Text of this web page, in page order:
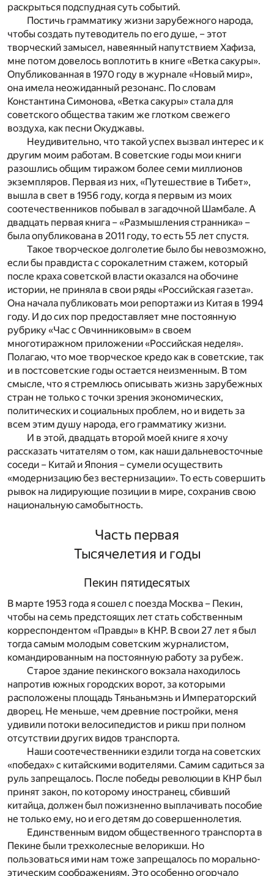
раскрыться подспудная суть событий.
Постичь грамматику жизни зарубежного народа,
чтобы создать путеводитель по его душе, – этот
творческий замысел, навеянный напутствием Хафиза,
мне потом довелось воплотить в книге «Ветка сакуры».
Опубликованная в 1970 году в журнале «Новый мир»,
она имела неожиданный резонанс. По словам
Константина Симонова, «Ветка сакуры» стала для
советского общества таким же глотком свежего
воздуха, как песни Окуджавы.
Неудивительно, что такой успех вызвал интерес и к
другим моим работам. В советские годы мои книги
разошлись общим тиражом более семи миллионов
экземпляров. Первая из них, «Путешествие в Тибет»,
вышла в свет в 1956 году, когда я первым из моих
соотечественников побывал в загадочной Шамбале. А
двадцать первая книга – «Размышления странника» –
была опубликована в 2011 году, то есть 55 лет спустя.
Такое творческое долголетие было бы невозможно,
если бы правдиста с сорокалетним стажем, который
после краха советской власти оказался на обочине
истории, не приняла в свои ряды «Российская газета».
Она начала публиковать мои репортажи из Китая в 1994
году. И до сих пор предоставляет мне постоянную
рубрику «Час с Овчинниковым» в своем
многотиражном приложении «Российская неделя».
Полагаю, что мое творческое кредо как в советские, так
и в постсоветские годы остается неизменным. В том
смысле, что я стремлюсь описывать жизнь зарубежных
стран не только с точки зрения экономических,
политических и социальных проблем, но и видеть за
всем этим душу народа, его грамматику жизни.
И в этой, двадцать второй моей книге я хочу
рассказать читателям о том, как наши дальневосточные
соседи – Китай и Япония – сумели осуществить
«модернизацию без вестернизации». То есть совершить
рывок на лидирующие позиции в мире, сохранив свою
национальную самобытность.
Часть первая
Тысячелетия и годы
Пекин пятидесятых
В марте 1953 года я сошел с поезда Москва – Пекин,
чтобы на семь предстоящих лет стать собственным
корреспондентом «Правды» в КНР. В свои 27 лет я был
тогда самым молодым советским журналистом,
командированным на постоянную работу за рубеж.
Старое здание пекинского вокзала находилось
напротив южных городских ворот, за которыми
расположены площадь Тяньаньмэнь и Императорский
дворец. Не меньше, чем древние постройки, меня
удивили потоки велосипедистов и рикш при полном
отсутствии других видов транспорта.
Наши соотечественники ездили тогда на советских
«победах» с китайскими водителями. Самим садиться за
руль запрещалось. После победы революции в КНР был
принят закон, по которому иностранец, сбивший
китайца, должен был пожизненно выплачивать пособие
не только ему, но и его детям до совершеннолетия.
Единственным видом общественного транспорта в
Пекине были трехколесные велорикши. Но
пользоваться ими нам тоже запрещалось по морально-
этическим соображениям. Это особенно огорчало